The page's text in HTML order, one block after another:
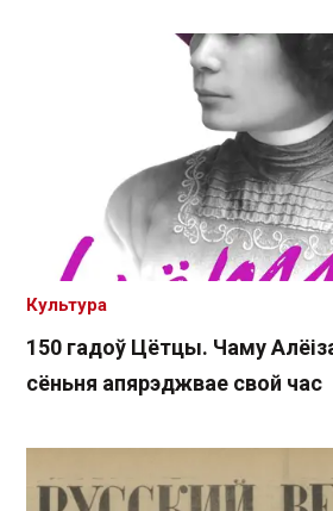
150 гадоў Цётцы. Чаму
сёньня апярэджвае свой час
Культура